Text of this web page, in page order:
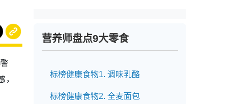
营养师盘点9大零食
标榜健康食物1. 调味乳酪
标榜健康食物2. 全麦面包